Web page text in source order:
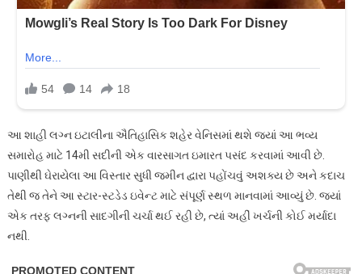
આ શાહી લગ્ન ઇટાલીના ઐતિહાસિક શહેર વેનિસમાં થશે જ્યાં આ ભવ્ય
સમારોહ માટે 14મી સદીની એક વારસાગત ઇમારત પસંદ કરવામાં આવી છે.
પાણીથી ઘેરાયેલા આ વિસ્તાર સુધી જમીન દ્વારા પહોંચવું અશક્ય છે અને કદાચ
તેથી જ તેને આ સ્ટાર-સ્ટડેડ ઇવેન્ટ માટે સંપૂર્ણ સ્થળ માનવામાં આવ્યું છે. જ્યાં
એક તરફ લગ્નની સાદગીની ચર્ચા થઈ રહી છે, ત્યાં અહીં ખર્ચની કોઈ મર્યાદા
નથી.